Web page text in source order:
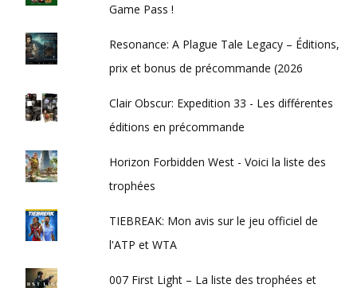
Game Pass !
Resonance: A Plague Tale Legacy – Éditions,
prix et bonus de précommande (2026
Clair Obscur: Expedition 33 - Les différentes
éditions en précommande
Horizon Forbidden West - Voici la liste des
trophées
TIEBREAK: Mon avis sur le jeu officiel de
l'ATP et WTA
007 First Light – La liste des trophées et